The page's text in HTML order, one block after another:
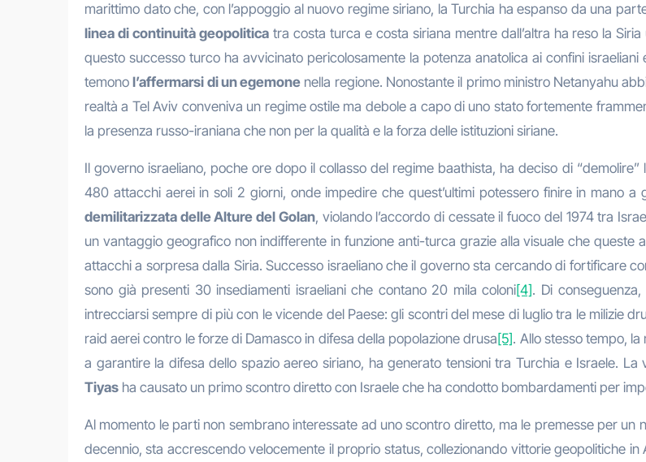
marittimo dato che, con l’appoggio al nuovo regime siriano, la Turchia ha espanso da una
linea di continuità geopoliticatra costa turca e costa siriana mentre dall’altra ha reso la
questo successo turco ha avvicinato pericolosamente la potenza anatolica ai confini
temono l’affermarsi di un egemone nella regione. Nonostante il primo ministro Netanyahu
realtà a Tel Aviv conveniva un regime ostile ma debole a capo di uno stato fortemente
la presenza russo-iraniana che non per la qualità e la forza delle istituzioni siriane.
Il governo israeliano, poche ore dopo il collasso del regime baathista, ha deciso di
480 attacchi aerei in soli 2 giorni, onde impedire che quest’ultimi potessero finire in mano
demilitarizzata delle Alture del Golan, violando l’accordo di cessate il fuoco del 1974 tra
un vantaggio geografico non indifferente in funzione anti-turca grazie alla visuale che queste
attacchi a sorpresa dalla Siria. Successo israeliano che il governo sta cercando di fortificare
sono già presenti 30 insediamenti israeliani che contano 20 mila coloni[4]. Di
intrecciarsi sempre di più con le vicende del Paese: gli scontri del mese di luglio tra le milizie
raid aerei contro le forze di Damasco in difesa della popolazione drusa[5]. Allo stesso tempo,
a garantire la difesa dello spazio aereo siriano, ha generato tensioni tra Turchia e Israele.
Tiyas ha causato un primo scontro diretto con Israele che ha condotto bombardamenti per
Al momento le parti non sembrano interessate ad uno scontro diretto, ma le premesse per un
decennio, sta accrescendo velocemente il proprio status, collezionando vittorie geopolitiche